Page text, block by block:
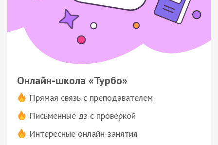
Онлайн-школа «Турбо»
Прямая связь с преподавателем
Письменные дз с проверкой
Интересные онлайн-занятия